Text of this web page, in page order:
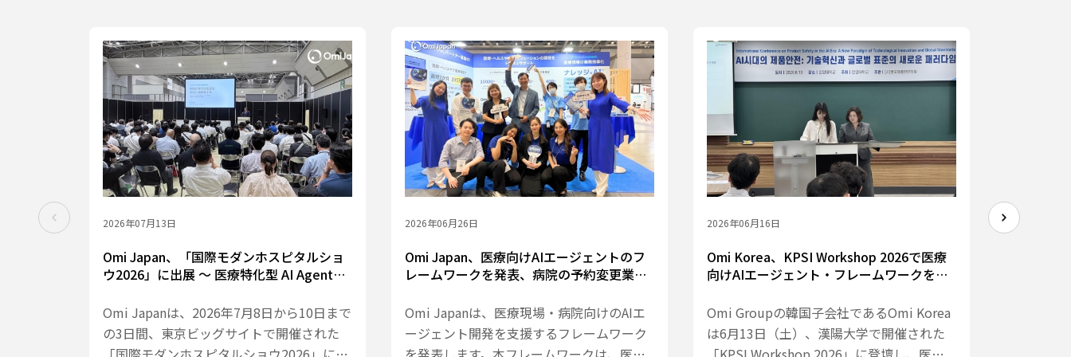
2026年07月13日
Omi Japan、「国際モダンホスピタルショ
ウ2026」に出展 ～ 医療特化型 AI Agent
が来場
Omi Japanは、2026年7月8日から10日まで
の3日間、東京ビッグサイトで開催された
2026年06月26日
Omi Japan、医療向けAIエージェントのフ
レームワークを発表、病院の予約変更業務
第一弾として展開
Omi Japanは、医療現場・病院向けのAIエ
ージェント開発を支援するフレームワーク
2026年06月16日
Omi Korea、KPSI Workshop 2026で医療
向けAIエージェント・フレームワークを発
Omi Groupの韓国子会社であるOmi Korea
は6月13日（土）、漢陽大学で開催された
アの実装
ウと国